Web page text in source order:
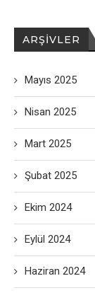
ARŞIVLER
Mayıs 2025
Nisan 2025
Mart 2025
Şubat 2025
Ekim 2024
Eylül 2024
Haziran 2024